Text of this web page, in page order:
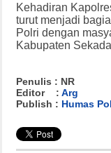
Kehadiran
turut menjadi
Polri dengan
Kabupaten
Penulis : NR
Editor : Arg
Publish : Humas